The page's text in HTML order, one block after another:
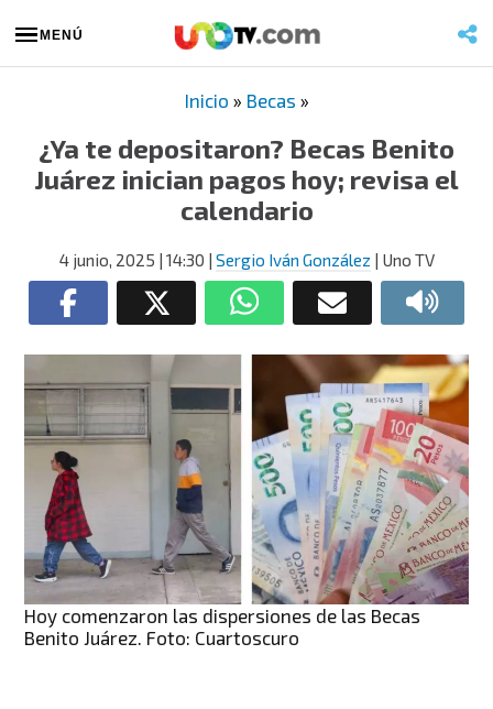
MENÚ
Inicio » Becas »
¿Ya te depositaron? Becas Benito
Juárez inician pagos hoy; revisa el
calendario
4 junio, 2025 | 14:30 | Sergio Iván González | Uno TV
Hoy comenzaron las dispersiones de las Becas
Benito Juárez. Foto: Cuartoscuro